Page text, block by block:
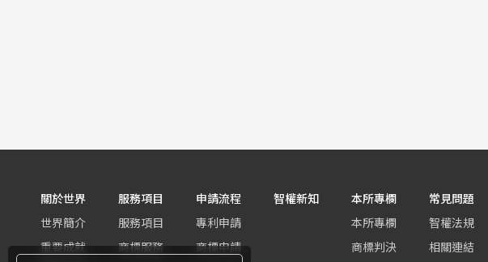
關於世界
世界簡介
重要成就
服務項目
服務項目
商標服務
申請流程
專利申請
商標申請
智權新知
本所專欄
本所專欄
商標判決
常見問題
智權法規
相關連結